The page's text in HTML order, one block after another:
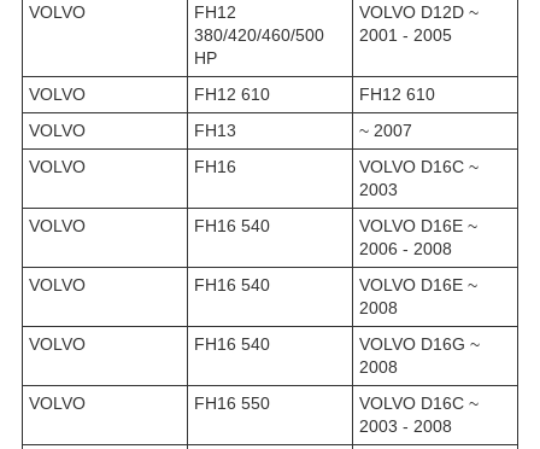
VOLVO
FH12
380/420/460/500
HP
VOLVO D12D ~
2001 - 2005
VOLVO FH12 610
FH12 610
VOLVO
FH13
~ 2007
VOLVO
FH16
VOLVO D16C ~
2003
VOLVO
FH16 540
VOLVO D16E ~
2006 - 2008
VOLVO
FH16 540
VOLVO D16E ~
2008
VOLVO
FH16 540
VOLVO D16G ~
2008
VOLVO
FH16 550
VOLVO D16C ~
2003 - 2008